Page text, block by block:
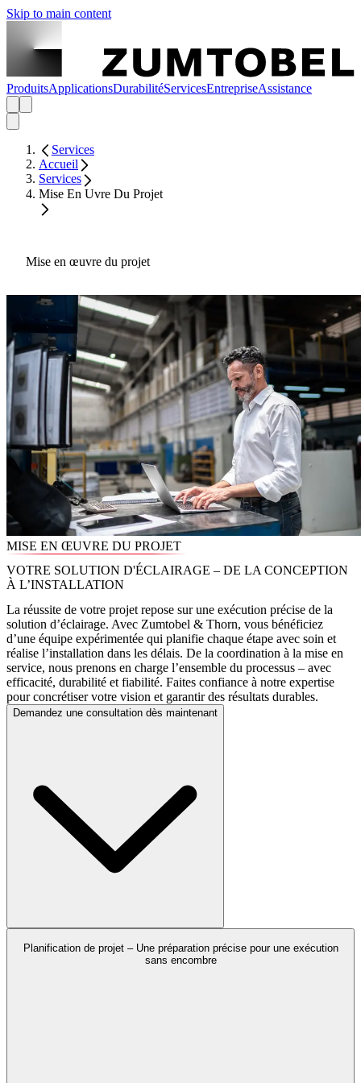
Skip to main content
ProduitsApplicationsDurabilitéServicesEntrepriseAssistance
Services
Accueil
Services
Mise En Uvre Du Projet
Mise en œuvre du projet
MISE EN ŒUVRE DU PROJET
VOTRE SOLUTION D'ÉCLAIRAGE – DE LA CONCEPTION
À L’INSTALLATION
La réussite de votre projet repose sur une exécution précise de la
solution d’éclairage. Avec Zumtobel & Thorn, vous bénéficiez
d’une équipe expérimentée qui planifie chaque étape avec soin et
réalise l’installation dans les délais. De la coordination à la mise en
service, nous prenons en charge l’ensemble du processus – avec
efficacité, durabilité et fiabilité. Faites confiance à notre expertise
pour concrétiser votre vision et garantir des résultats durables.
Demandez une consultation dès maintenant
Planification de projet – Une préparation précise pour une exécution
sans encombre